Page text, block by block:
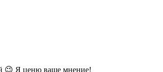
😉 Я ценю ваше мнение!